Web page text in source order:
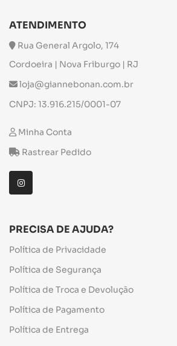
ATENDIMENTO
Rua General Argolo, 174
Cordoeira | Nova Friburgo | RJ
loja@giannebonan.com.br
CNPJ: 13.916.215/0001-07
Minha Conta
Rastrear Pedido
PRECISA DE AJUDA?
Política de Privacidade
Política de Segurança
Política de Troca e Devolução
Política de Pagamento
Política de Entrega